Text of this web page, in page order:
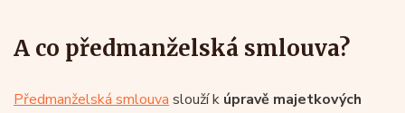
A co předmanželská smlouva?
Předmanželská smlouva slouží k úpravě majetkových